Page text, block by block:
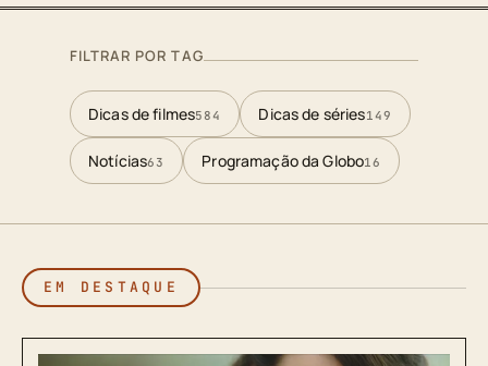
FILTRAR POR TAG
Dicas de filmes584 Dicas de séries149
Notícias63 Programação da Globo16
EM DESTAQUE